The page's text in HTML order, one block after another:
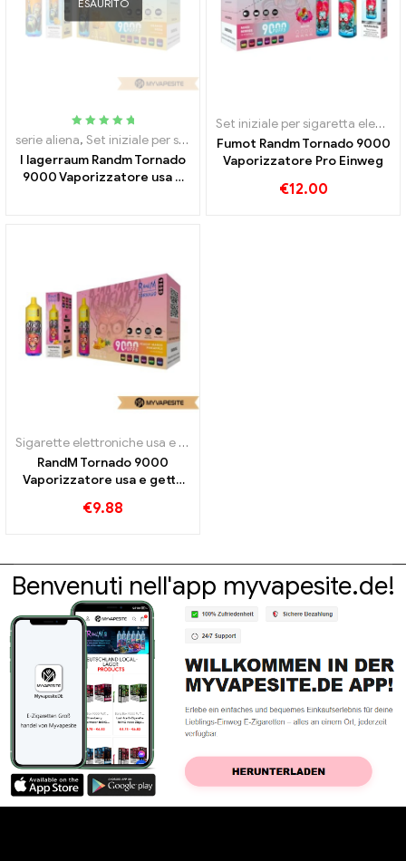
Valutato
5.00
serie aliena, Set iniziale per sigaretta elettronica ,Sigarette
I lagerraum Randm Tornado
9000 Vaporizzatore usa e
Set iniziale per sigaretta elettronica
Fumot Randm Tornado 9000
Vaporizzatore Pro Einweg
€12.00
Sigarette elettroniche usa e getta
RandM Tornado 9000
Vaporizzatore usa e getta
€9.88
Benvenuti nell'app myvapesite.de!